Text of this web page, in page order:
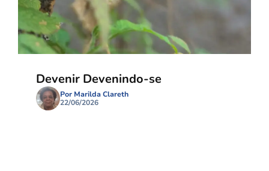
Devenir Devenindo-se
Por Marilda Clareth
22/06/2026